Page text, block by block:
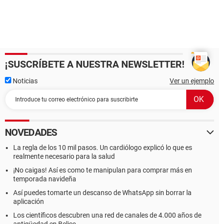
¡SUSCRÍBETE A NUESTRA NEWSLETTER!
Noticias Ver un ejemplo
NOVEDADES
La regla de los 10 mil pasos. Un cardiólogo explicó lo que es
realmente necesario para la salud
¡No caigas! Así es como te manipulan para comprar más en
temporada navideña
Así puedes tomarte un descanso de WhatsApp sin borrar la
aplicación
Los científicos descubren una red de canales de 4.000 años de